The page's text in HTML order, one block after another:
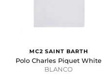
MC2 SAINT BARTH
Polo Charles Piquet White
BLANCO